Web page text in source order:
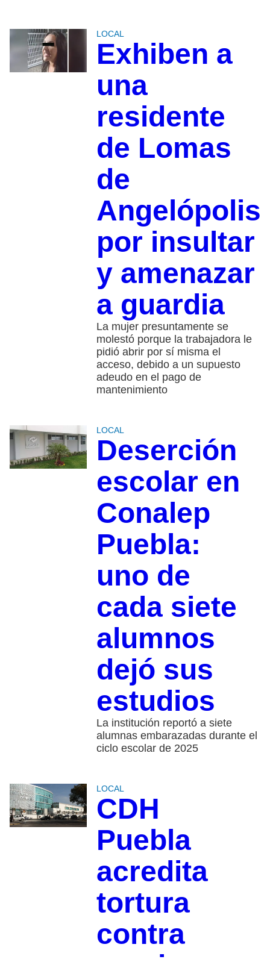
LOCAL
Exhiben a
una
residente
de Lomas
de
Angelópolis
por insultar
y amenazar
a guardia
La mujer presuntamente se
molestó porque la trabajadora le
pidió abrir por sí misma el
acceso, debido a un supuesto
adeudo en el pago de
mantenimiento
LOCAL
Deserción
escolar en
Conalep
Puebla:
uno de
cada siete
alumnos
dejó sus
estudios
La institución reportó a siete
alumnas embarazadas durante el
ciclo escolar de 2025
LOCAL
CDH
Puebla
acredita
tortura
contra